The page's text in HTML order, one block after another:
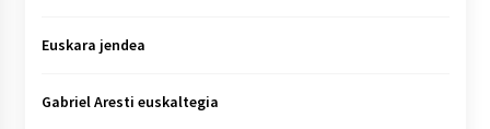
Euskara jendea
Gabriel Aresti euskaltegia